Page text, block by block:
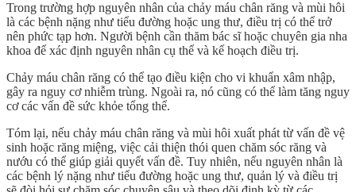
Trong trường hợp nguyên nhân của chảy máu chân răng và mùi hôi
là các bệnh nặng như tiểu đường hoặc ung thư, điều trị có thể trở
nên phức tạp hơn. Người bệnh cần thăm bác sĩ hoặc chuyên gia nha
khoa để xác định nguyên nhân cụ thể và kế hoạch điều trị.
Chảy máu chân răng có thể tạo điều kiện cho vi khuẩn xâm nhập,
gây ra nguy cơ nhiễm trùng. Ngoài ra, nó cũng có thể làm tăng nguy
cơ các vấn đề sức khỏe tổng thể.
Tóm lại, nếu chảy máu chân răng và mùi hôi xuất phát từ vấn đề vệ
sinh hoặc răng miệng, việc cải thiện thói quen chăm sóc răng và
nướu có thể giúp giải quyết vấn đề. Tuy nhiên, nếu nguyên nhân là
các bệnh lý nặng như tiểu đường hoặc ung thư, quản lý và điều trị